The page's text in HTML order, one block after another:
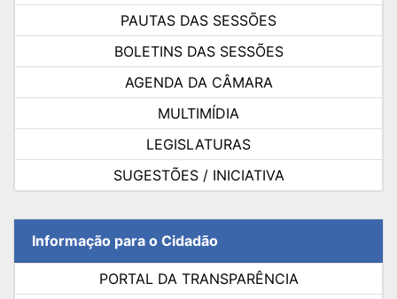
PAUTAS DAS SESSÕES
BOLETINS DAS SESSÕES
AGENDA DA CÂMARA
MULTIMÍDIA
LEGISLATURAS
SUGESTÕES / INICIATIVA
Informação para o Cidadão
PORTAL DA TRANSPARÊNCIA